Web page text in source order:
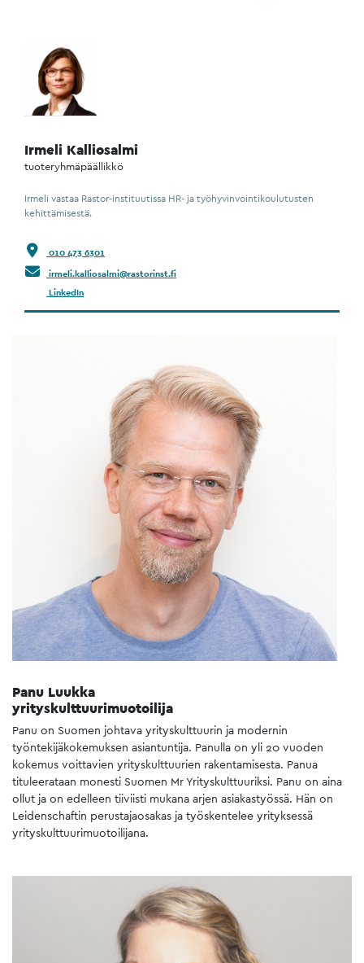
Irmeli Kalliosalmi
tuoteryhmäpäällikkö
Irmeli vastaa Rastor-instituutissa HR- ja työhyvinvointikoulutusten
kehittämisestä.
010 473 6301
irmeli.kalliosalmi@rastorinst.fi
LinkedIn
Panu Luukka
yrityskulttuurimuotoilija
Panu on Suomen johtava yrityskulttuurin ja modernin
työntekijäkokemuksen asiantuntija. Panulla on yli 20 vuoden
kokemus voittavien yrityskulttuurien rakentamisesta. Panua
tituleerataan monesti Suomen Mr Yrityskulttuuriksi. Panu on aina
ollut ja on edelleen tiiviisti mukana arjen asiakastyössä. Hän on
Leidenschaftin perustajaosakas ja työskentelee yrityksessä
yrityskulttuurimuotoilijana.